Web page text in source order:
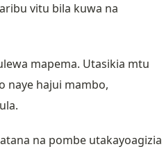
vitu bila kuwa na
mapema. Utasikia mtu
naye hajui mambo,
na pombe utakayoagizia